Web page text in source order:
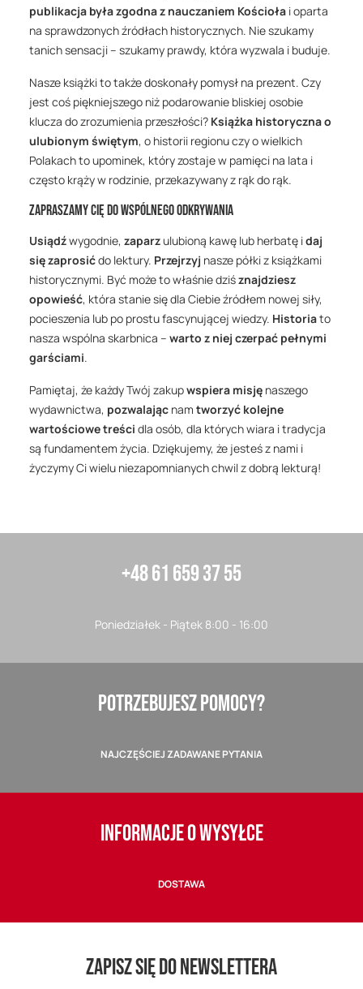
publikacja była zgodna z nauczaniem Kościoła i oparta
na sprawdzonych źródłach historycznych. Nie szukamy
tanich sensacji – szukamy prawdy, która wyzwala i buduje.
Nasze książki to także doskonały pomysł na prezent. Czy
jest coś piękniejszego niż podarowanie bliskiej osobie
klucza do zrozumienia przeszłości? Książka historyczna o
ulubionym świętym, o historii regionu czy o wielkich
Polakach to upominek, który zostaje w pamięci na lata i
często krąży w rodzinie, przekazywany z rąk do rąk.
Zapraszamy Cię do wspólnego odkrywania
Usiądźwygodnie, zaparzulubioną kawę lub herbatę idaj
się zaprosićdo lektury. Przejrzyj nasze półki z książkami
historycznymi. Być może to właśnie dziśznajdziesz
opowieść, która stanie się dla Ciebie źródłem nowej siły,
pocieszenia lub po prostu fascynującej wiedzy. Historiato
nasza wspólna skarbnica – warto z niej czerpać pełnymi
garściami.
Pamiętaj, że każdy Twój zakupwspiera misję naszego
wydawnictwa, pozwalając nam tworzyć kolejne
wartościowe treści dla osób, dla których wiara i tradycja
są fundamentem życia. Dziękujemy, że jesteś z nami i
życzymy Ci wielu niezapomnianych chwil z dobrą lekturą!
+48 61 659 37 55
Poniedziałek - Piątek 8:00 - 16:00
POTRZEBUJESZ POMOCY?
NAJCZĘŚCIEJ ZADAWANE PYTANIA
INFORMACJE O WYSYŁCE
DOSTAWA
ZAPISZ SIĘ DO NEWSLETTERA